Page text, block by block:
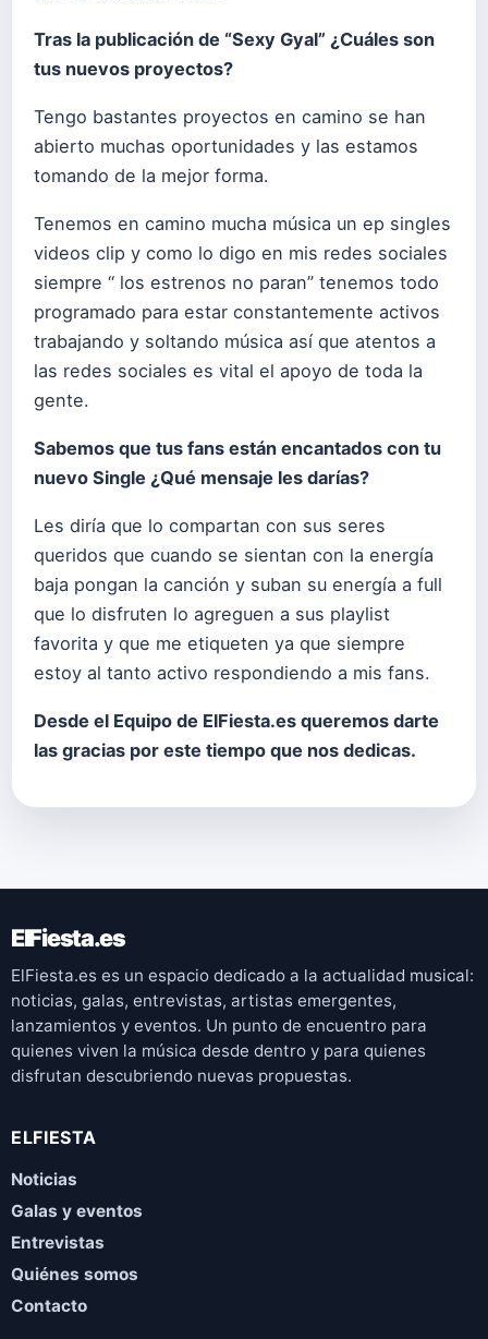
Tras la publicación de “Sexy Gyal” ¿Cuáles son
tus nuevos proyectos?
Tengo bastantes proyectos en camino se han
abierto muchas oportunidades y las estamos
tomando de la mejor forma.
Tenemos en camino mucha música un ep singles
videos clip y como lo digo en mis redes sociales
siempre “ los estrenos no paran” tenemos todo
programado para estar constantemente activos
trabajando y soltando música así que atentos a
las redes sociales es vital el apoyo de toda la
gente.
Sabemos que tus fans están encantados con tu
nuevo Single ¿Qué mensaje les darías?
Les diría que lo compartan con sus seres
queridos que cuando se sientan con la energía
baja pongan la canción y suban su energía a full
que lo disfruten lo agreguen a sus playlist
favorita y que me etiqueten ya que siempre
estoy al tanto activo respondiendo a mis fans.
Desde el Equipo de ElFiesta.es queremos darte
las gracias por este tiempo que nos dedicas.
ElFiesta.es
ElFiesta.es es un espacio dedicado a la actualidad musical:
noticias, galas, entrevistas, artistas emergentes,
lanzamientos y eventos. Un punto de encuentro para
quienes viven la música desde dentro y para quienes
disfrutan descubriendo nuevas propuestas.
ELFIESTA
Noticias
Galas y eventos
Entrevistas
Quiénes somos
Contacto